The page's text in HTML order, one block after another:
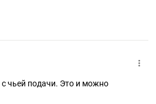
с чьей подачи. Это и можно